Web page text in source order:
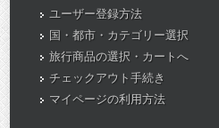
ユーザー登録方法
国・都市・カテゴリー選択
旅行商品の選択・カートへ
チェックアウト手続き
マイページの利用方法